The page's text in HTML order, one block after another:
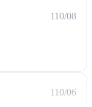
110/08
110/06